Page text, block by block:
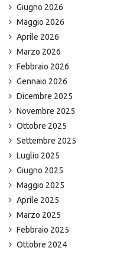
Giugno 2026
Maggio 2026
Aprile 2026
Marzo 2026
Febbraio 2026
Gennaio 2026
Dicembre 2025
Novembre 2025
Ottobre 2025
Settembre 2025
Luglio 2025
Giugno 2025
Maggio 2025
Aprile 2025
Marzo 2025
Febbraio 2025
Ottobre 2024